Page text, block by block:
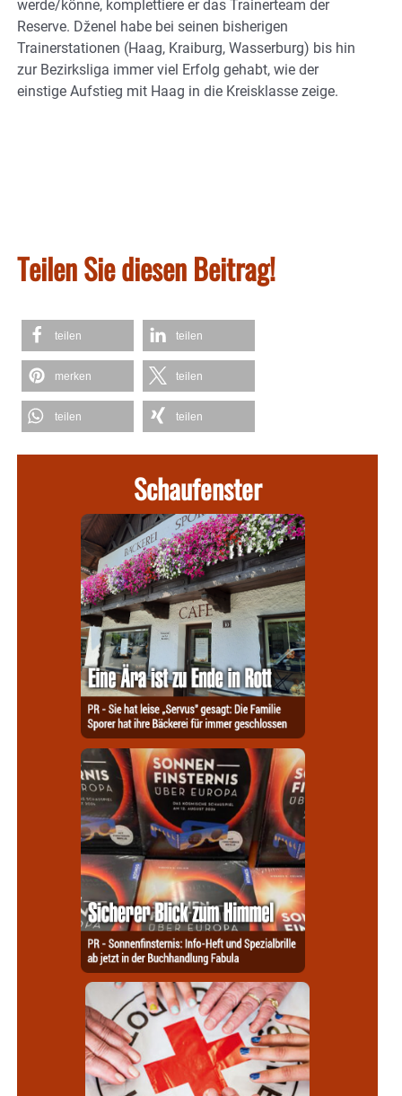
werde/könne, komplettiere er das Trainerteam der
Reserve. Dženel habe bei seinen bisherigen
Trainerstationen (Haag, Kraiburg, Wasserburg) bis hin
zur Bezirksliga immer viel Erfolg gehabt, wie der
einstige Aufstieg mit Haag in die Kreisklasse zeige.
Teilen Sie diesen Beitrag!
teilen teilen
merken teilen
teilen teilen
Schaufenster